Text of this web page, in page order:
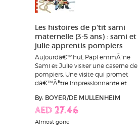
Les histoires de p'tit sami
maternelle (3-5 ans) : sami et
julie apprentis pompiers
Aujourdâ€™hui, Papi emmÃ¨ne
Sami et Julie visiter une caserne de
pompiers. Une visite qui promet
dâ€™Ãªtre impressionnante et...
By: BOYER/DE MULLENHEIM
AED 27.46
Almost gone